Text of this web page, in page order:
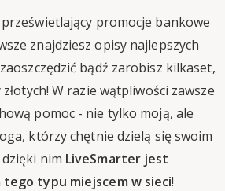
promocje bankowe
znajdziesz opisy najlepszych
bądź zarobisz kilkaset,
W razie wątpliwości zawsze
pomoc - nie tylko moją, ale
którzy chętnie dzielą się swoim
nim LiveSmarter jest
typu miejscem w sieci!